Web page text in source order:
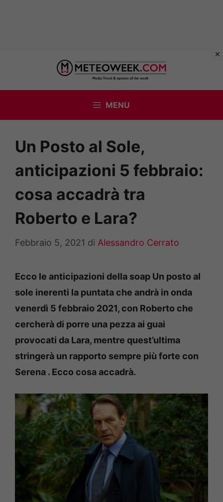
contenuto
MENU
Un Posto al Sole,
anticipazioni 5 febbraio:
cosa accadrà tra
Roberto e Lara?
Febbraio 5, 2021 di Alessandro Cerrato
Ecco le anticipazioni della soap Un posto al
sole inerenti la puntata che andrà in onda
venerdì 5 febbraio 2021, con Roberto che
cercherà di porre una pezza ai guai
provocati da Lara, mentre quest’ultima
stringerà un rapporto sempre più forte con
Serena . Ecco cosa accadrà.